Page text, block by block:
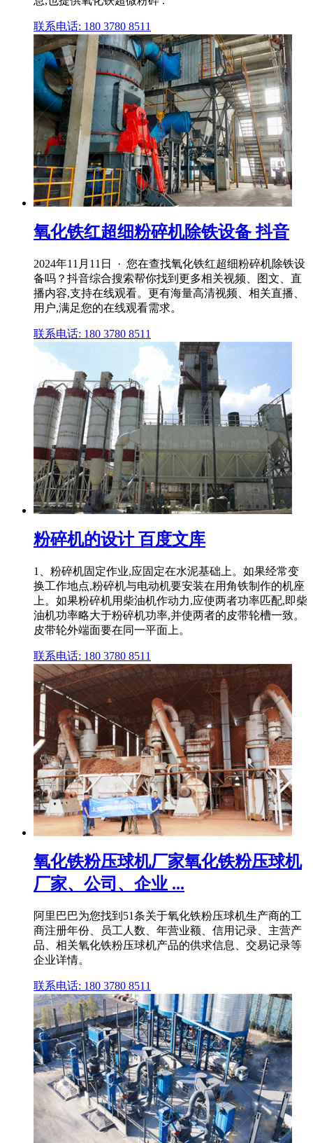
联系电话: 180 3780 8511
氧化铁红超细粉碎机除铁设备 抖音
2024年11月11日 · 您在查找氧化铁红超细粉碎机除铁设
备吗？抖音综合搜索帮你找到更多相关视频、图文、直
播内容,支持在线观看。更有海量高清视频、相关直播、
用户,满足您的在线观看需求。
联系电话: 180 3780 8511
粉碎机的设计 百度文库
1、粉碎机固定作业,应固定在水泥基础上。如果经常变
换工作地点,粉碎机与电动机要安装在用角铁制作的机座
上。如果粉碎机用柴油机作动力,应使两者功率匹配,即柴
油机功率略大于粉碎机功率,并使两者的皮带轮槽一致。
皮带轮外端面要在同一平面上。
联系电话: 180 3780 8511
氧化铁粉压球机厂家氧化铁粉压球机
厂家、公司、企业 ...
阿里巴巴为您找到51条关于氧化铁粉压球机生产商的工
商注册年份、员工人数、年营业额、信用记录、主营产
品、相关氧化铁粉压球机产品的供求信息、交易记录等
企业详情。
联系电话: 180 3780 8511